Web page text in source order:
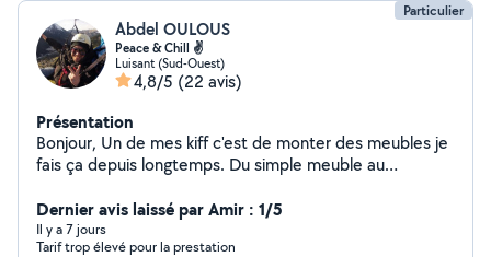
Particulier
Abdel OULOUS
Peace & Chill ✌
Luisant (Sud-Ouest)
4,8/5 (22 avis)
Présentation
Bonjour, Un de mes kiff c'est de monter des meubles je
fais ça depuis longtemps. Du simple meuble au
d'autres domaines dans lesquels je peux répondre à vos
attentes je vous laisse les découvrir via mon profil.
Dernier avis laissé par Amir : 1/5
Il y a 7 jours
Tarif trop élevé pour la prestation